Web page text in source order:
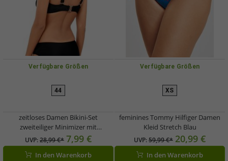
Verfügbare Größen
44
zeitloses Damen Bikini-Set
zweiteiliger Minimizer mit
gepolsterten Trägern Bademode E-
Körbchen 914316 Schwarz
UVP:28,99 €* 7,99 €
In den Warenkorb
Verfügbare Größen
XS
feminines Tommy Hilfiger Damen
Kleid Stretch Blau
UVP:59,99 €* 20,99 €
In den Warenkorb